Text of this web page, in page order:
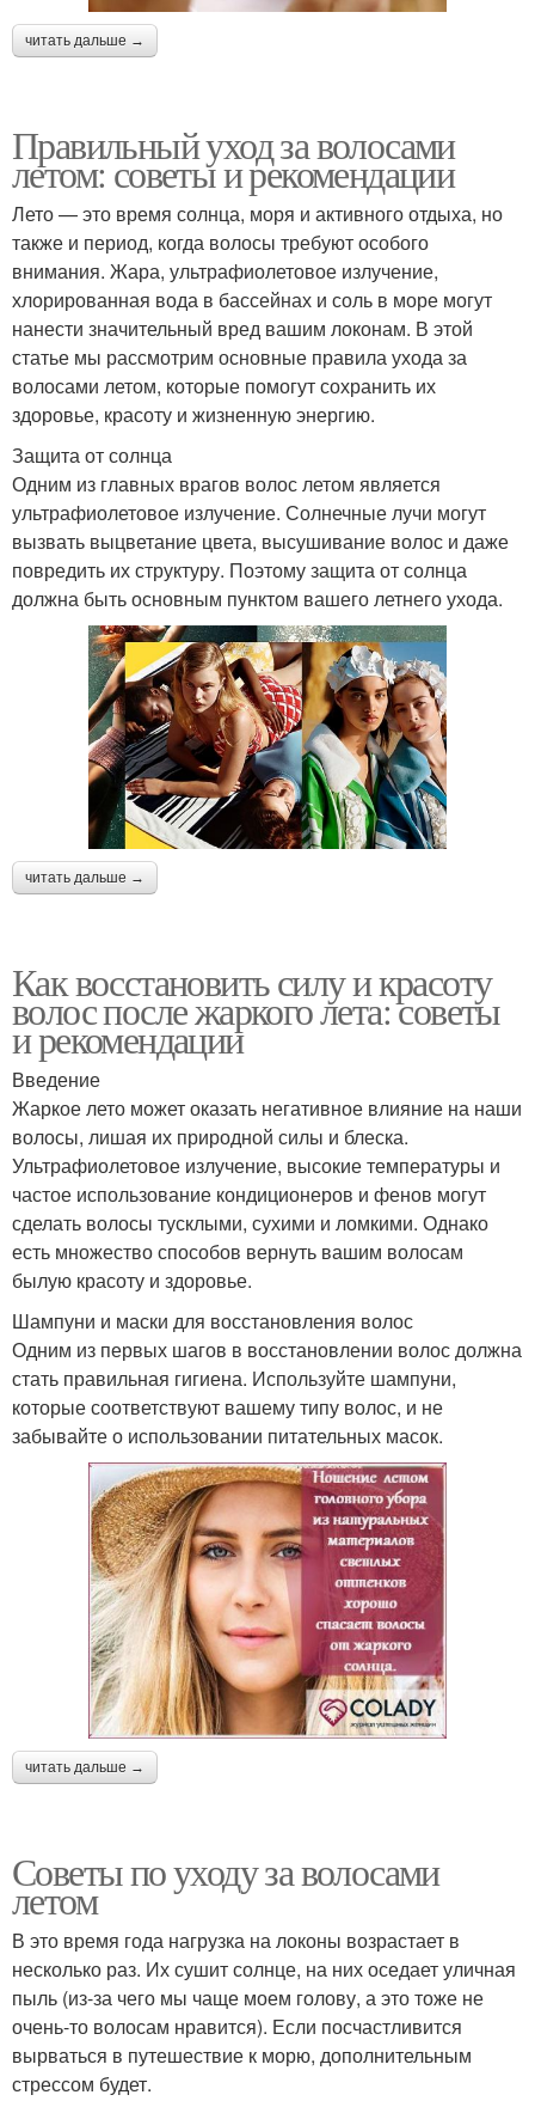
читать дальше →
Правильный уход за волосами
летом: советы и рекомендации
Лето — это время солнца, моря и активного отдыха, но
также и период, когда волосы требуют особого
внимания. Жара, ультрафиолетовое излучение,
хлорированная вода в бассейнах и соль в море могут
нанести значительный вред вашим локонам. В этой
статье мы рассмотрим основные правила ухода за
волосами летом, которые помогут сохранить их
здоровье, красоту и жизненную энергию.
Защита от солнца
Одним из главных врагов волос летом является
ультрафиолетовое излучение. Солнечные лучи могут
вызвать выцветание цвета, высушивание волос и даже
повредить их структуру. Поэтому защита от солнца
должна быть основным пунктом вашего летнего ухода.
читать дальше →
Как восстановить силу и красоту
волос после жаркого лета: советы
и рекомендации
Введение
Жаркое лето может оказать негативное влияние на наши
волосы, лишая их природной силы и блеска.
Ультрафиолетовое излучение, высокие температуры и
частое использование кондиционеров и фенов могут
сделать волосы тусклыми, сухими и ломкими. Однако
есть множество способов вернуть вашим волосам
былую красоту и здоровье.
Шампуни и маски для восстановления волос
Одним из первых шагов в восстановлении волос должна
стать правильная гигиена. Используйте шампуни,
которые соответствуют вашему типу волос, и не
забывайте о использовании питательных масок.
читать дальше →
Советы по уходу за волосами
летом
В это время года нагрузка на локоны возрастает в
несколько раз. Их сушит солнце, на них оседает уличная
пыль (из-за чего мы чаще моем голову, а это тоже не
очень-то волосам нравится). Если посчастливится
вырваться в путешествие к морю, дополнительным
стрессом будет.